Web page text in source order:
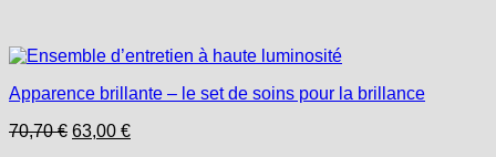
Apparence brillante – le set de soins pour la brillance
70,70€ Le
63,00 €Le